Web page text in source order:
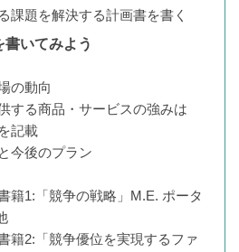
課題を解決する計画書を書く
いてみよう
の動向
する商品・サービスの強みは
記載
今後のプラン
籍1:「競争の戦略」M.E. ポータ
籍2:「競争優位を実現するファ